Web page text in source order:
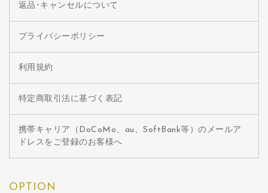
返品･キャンセルについて
プライバシーポリシー
利用規約
特定商取引法に基づく表記
携帯キャリア（DoCoMo、au、SoftBank等）のメールア
ドレスをご登録のお客様へ
OPTION